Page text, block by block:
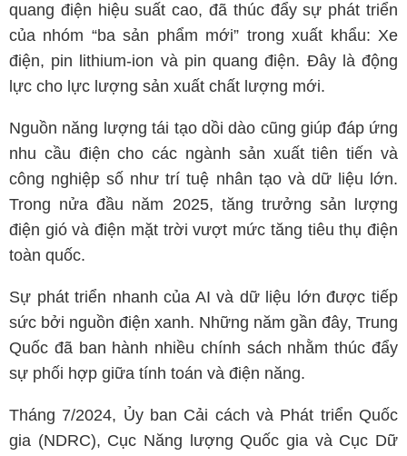
quang điện hiệu suất cao, đã thúc đẩy sự phát triển
của nhóm “ba sản phẩm mới” trong xuất khẩu: Xe
điện, pin lithium-ion và pin quang điện. Đây là động
lực cho lực lượng sản xuất chất lượng mới.
Nguồn năng lượng tái tạo dồi dào cũng giúp đáp ứng
nhu cầu điện cho các ngành sản xuất tiên tiến và
công nghiệp số như trí tuệ nhân tạo và dữ liệu lớn.
Trong nửa đầu năm 2025, tăng trưởng sản lượng
điện gió và điện mặt trời vượt mức tăng tiêu thụ điện
toàn quốc.
Sự phát triển nhanh của AI và dữ liệu lớn được tiếp
sức bởi nguồn điện xanh. Những năm gần đây, Trung
Quốc đã ban hành nhiều chính sách nhằm thúc đẩy
sự phối hợp giữa tính toán và điện năng.
Tháng 7/2024, Ủy ban Cải cách và Phát triển Quốc
gia (NDRC), Cục Năng lượng Quốc gia và Cục Dữ